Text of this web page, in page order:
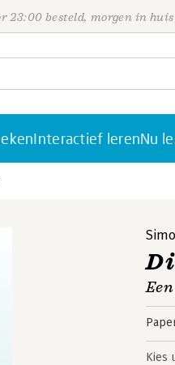
23:00 besteld, morgen in huis
Interactief lerenNu
Kies